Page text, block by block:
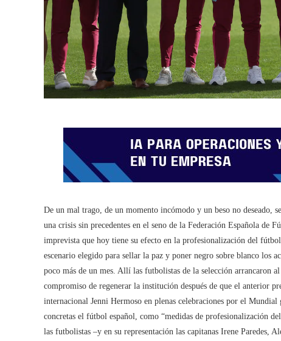
De un mal trago, de un momento incómodo y un beso no deseado,
una crisis sin precedentes en el seno de la Federación Española
imprevista que hoy tiene su efecto en la profesionalización del
escenario elegido para sellar la paz y poner negro sobre blanco los
poco más de un mes. Allí las futbolistas de la selección arrancaron
compromiso de regenerar la institución después de que el anterior
internacional Jenni Hermoso en plenas celebraciones por el
concretas el fútbol español, como “medidas de profesionalización
las futbolistas –y en su representación las capitanas Irene Paredes,